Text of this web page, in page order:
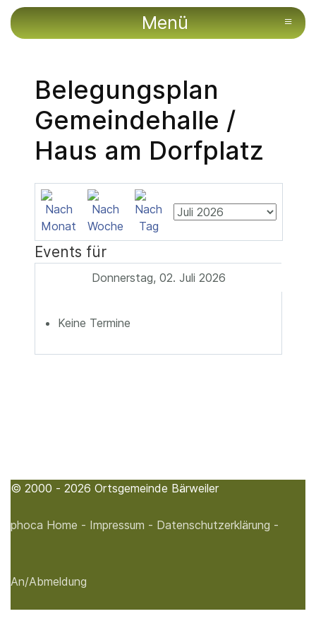
Menü ≡
Belegungsplan
Gemeindehalle /
Haus am Dorfplatz
Events für
Donnerstag, 02. Juli 2026
Keine Termine
© 2000 - 2026 Ortsgemeinde Bärweiler
phoca Home - Impressum - Datenschutzerklärung -
An/Abmeldung